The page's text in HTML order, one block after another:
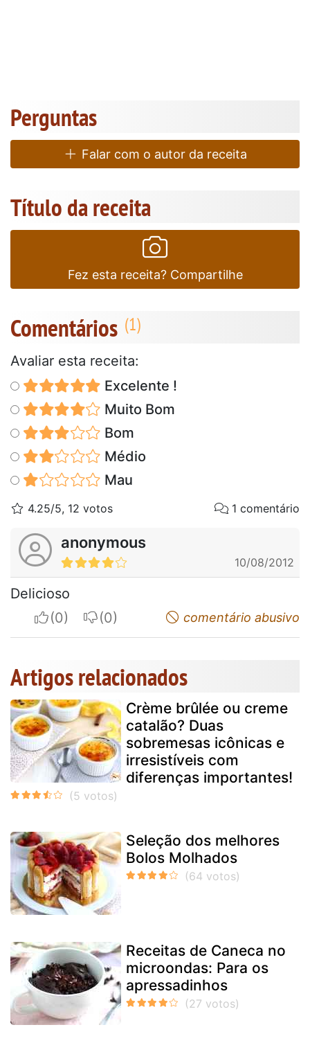
Perguntas
Falar com o autor da receita
Título da receita
Fez esta receita? Compartilhe
Comentários
Avaliar esta receita:
Excelente !
Muito Bom
Bom
Médio
Mau
4.25/5, 12 votos 1 comentário
anonymous
10/08/2012
Delicioso
I apreciateI do not appreciatecomentário abusivo
Artigos relacionados
Crème brûlée ou creme
catalão? Duas
sobremesas icônicas e
irresistíveis com
diferenças importantes!
Seleção dos melhores
Bolos Molhados
Receitas de Caneca no
microondas: Para os
apressadinhos